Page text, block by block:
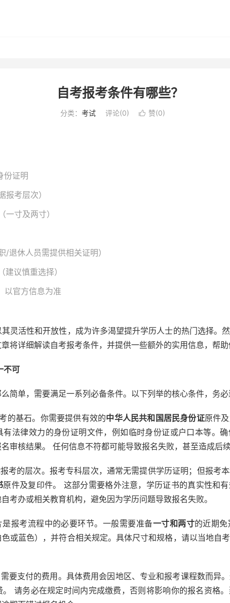
自考报考条件有哪些？
分类： 考试 评论(0)  赞(0)
份证明
报考层次）
一寸及两寸）
/退休人员需提供相关证明）
建议慎重选择）
以官方信息为准
灵活性和开放性，成为许多渴望提升学历人士的热门选择。
将详细解读自考报考条件，并提供一些额外的实用信息，帮助
不可
简单，需要满足一系列必备条件。以下列举的核心条件，务必
的基石。你需要提供有效的中华人民共和国居民身份证原件
法律效力的身份证明文件，例如临时身份证或户口本等。
审核结果。 任何信息不符都可能导致报名失败，甚至造成后续
考的层次。报考专科层次，通常无需提供学历证明；但报考
原件及复印件。 这部分需要格外注意，学历证书的真实性和
考办或相关教育机构，避免因为学历问题导致报名失败。
报考流程中的必要环节。一般需要准备一寸和两寸的近期
或蓝色），并符合相关规定。具体尺寸和规格，请以当地自
要支付的费用。具体费用会因地区、专业和报考课程数而异
请务必在规定时间内完成缴费，否则将影响你的报名资格